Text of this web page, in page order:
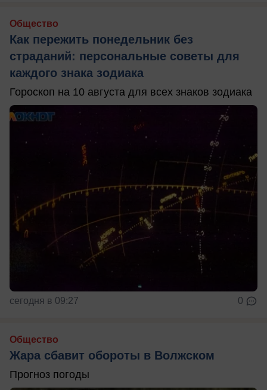
Общество
Как пережить понедельник без
страданий: персональные советы для
каждого знака зодиака
Гороскоп на 10 августа для всех знаков зодиака
сегодня в 09:27 0
Общество
Жара сбавит обороты в Волжском
Прогноз погоды